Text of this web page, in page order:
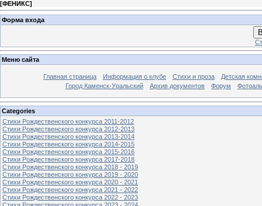
[ФЕНИКС]
Форма входа
Меню сайта
Главная страница Информация о клубе Стихи и проза
Детская
Город Каменск-Уральский
Архив документов Форум
Categories
Стихи Рождественского конкурса 2011-2012
Стихи Рождественского конкурса 2012-2013
Стихи Рождественского конкурса 2013-2014
Стихи Рождественского конкурса 2014-2015
Стихи Рождественского конкурса 2015-2016
Стихи Рождественского конкурса 2017-2018
Стихи Рождественского конкурса 2018 - 2019
Стихи Рождественского конкурса 2019 - 2020
Стихи Рождественского конкурса 2020 - 2021
Стихи Рождественского конкурса 2021 - 2022
Стихи Рождественского конкурса 2022 - 2023